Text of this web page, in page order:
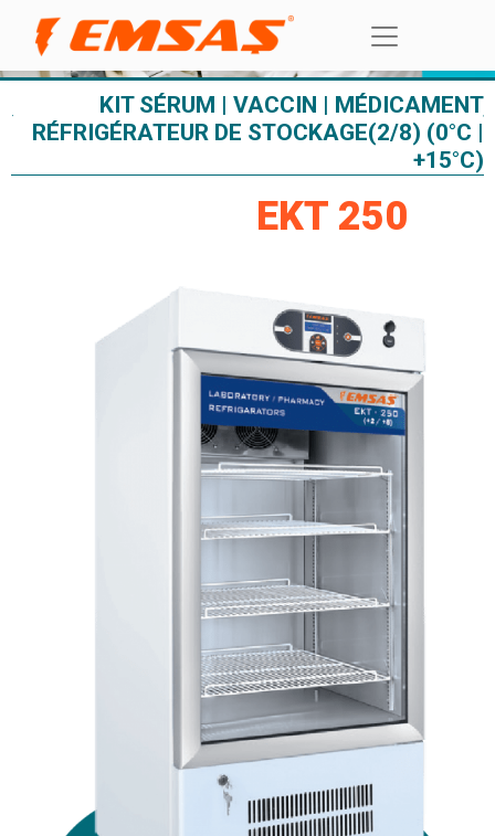
KIT SÉRUM | VACCIN | MÉDICAMENT
RÉFRIGÉRATEUR DE STOCKAGE(2/8) (0°C |
+15°C)
EKT 250